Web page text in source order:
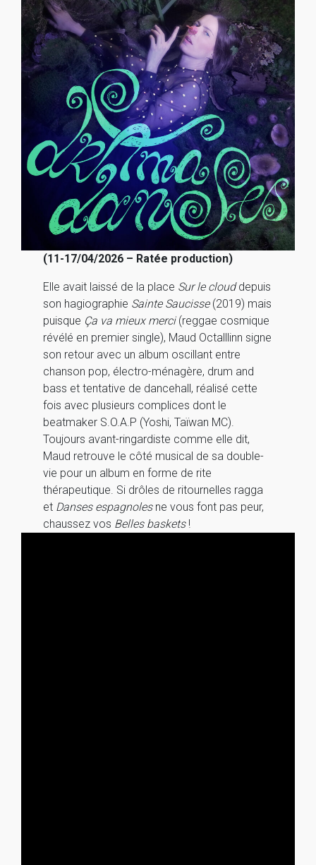
(11-17/04/2026 – Ratée production)
Elle avait laissé de la place Sur le clouddepuis
son hagiographie Sainte Saucisse(2019) mais
puisque Ça va mieux merci(reggae cosmique
révélé en premier single), Maud Octalllinn signe
son retour avec un album oscillant entre
chanson pop, électro-ménagère, drum and
bass et tentative de dancehall, réalisé cette
fois avec plusieurs complices dont le
beatmaker S.O.A.P (Yoshi, Taïwan MC).
Toujours avant-ringardiste comme elle dit,
Maud retrouve le côté musical de sa double-
vie pour un album en forme de rite
thérapeutique. Si drôles de ritournelles ragga
et Danses espagnolesne vous font pas peur,
chaussez vos Belles baskets!